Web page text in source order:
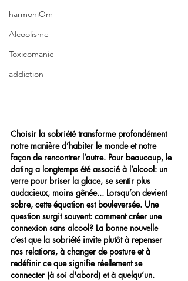
harmoniOm
Alcoolisme
Toxicomanie
addiction
Choisir la sobriété transforme profondément
notre manière d’habiter le monde et notre
façon de rencontrer l’autre. Pour beaucoup, le
dating a longtemps été associé à l’alcool: un
verre pour briser la glace, se sentir plus
audacieux, moins gênée... Lorsqu’on devient
sobre, cette équation est bouleversée. Une
question surgit souvent: comment créer une
connexion sans alcool? La bonne nouvelle
c’est que la sobriété invite plutôt à repenser
nos relations, à changer de posture et à
redéfinir ce que signifie réellement se
connecter (à soi d'abord) et à quelqu’un.